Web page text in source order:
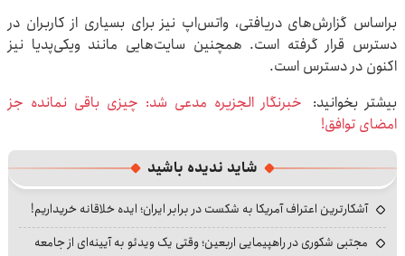
براساس گزارش‌های دریافتی، واتس‌اپ نیز برای بسیاری از کاربران در
دسترس قرار گرفته است. همچنین سایت‌هایی مانند ویکی‌پدیا نیز
اکنون در دسترس است.
بیشتر بخوانید: خبرنگار الجزیره مدعی شد: چیزی باقی نمانده جز
امضای توافق!
شاید ندیده باشید
آشکارترین اعتراف آمریکا به شکست در برابر ایران؛ ایده خلاقانه خریداریم!
مجتبی شکوری در راهپیمایی اربعین؛ وقتی یک ویدئو به آیینه‌ای از جامعه